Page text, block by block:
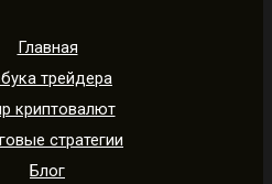
Главная
трейдера
криптовалют
стратегии
Блог